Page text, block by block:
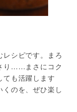
シピです。まろ
り……まさにコク
ても活躍します
のを、ぜひ楽し